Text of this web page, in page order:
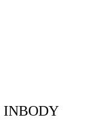
INBODY